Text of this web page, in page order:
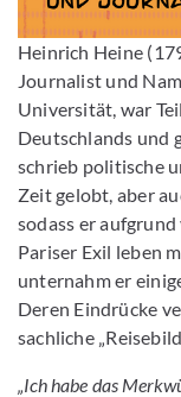
Heinrich Heine
Journalist und
Universität, war
Deutschlands und
schrieb politische
Zeit gelobt, aber
sodass er
Pariser Exil leben
unternahm er
Deren Eindrücke
sachliche
„Ich habe das